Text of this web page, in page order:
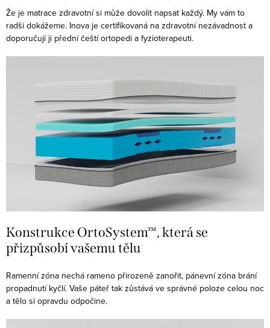
Že je matrace zdravotní si může dovolit napsat každý. My vám to
radši dokážeme. Inova je certifikovaná na zdravotní nezávadnost a
doporučují ji přední čeští ortopedi a fyzioterapeuti.
Konstrukce OrtoSystem™, která se
přizpůsobí vašemu tělu
Ramenní zóna nechá rameno přirozeně zanořit, pánevní zóna brání
propadnutí kyčlí. Vaše páteř tak zůstává ve správné poloze celou noc
a tělo si opravdu odpočine.